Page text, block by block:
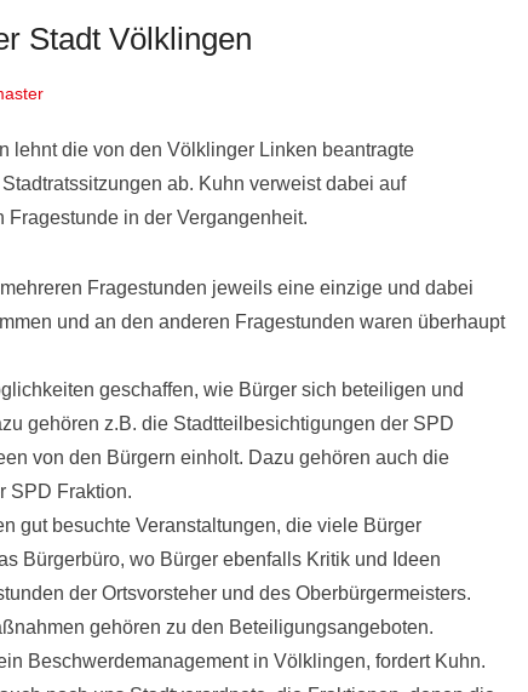
Stadt Völklingen
lehnt die von den Völklinger Linken beantragte
ab. Kuhn verweist dabei auf
in der Vergangenheit.
Fragestunden jeweils eine einzige und dabei
und an den anderen Fragestunden waren überhaupt
geschaffen, wie Bürger sich beteiligen und
gehören z.B. die Stadtteilbesichtigungen der SPD
von den Bürgern einholt. Dazu gehören auch die
SPD Fraktion.
gut besuchte Veranstaltungen, die viele Bürger
Bürgerbüro, wo Bürger ebenfalls Kritik und Ideen
der Ortsvorsteher und des Oberbürgermeisters.
gehören zu den Beteiligungsangeboten.
Beschwerdemanagement in Völklingen, fordert Kuhn.